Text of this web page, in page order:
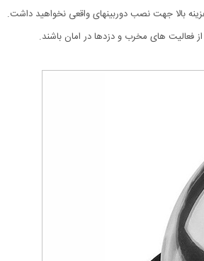
بالا جهت نصب دوربینهای واقعی نخواهید داشت.
فعالیت های مخرب و دزدها در امان باشند.